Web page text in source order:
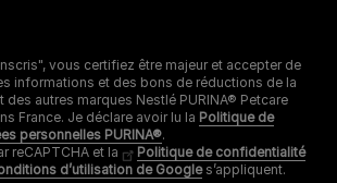
vous certifiez être majeur et accepter de
informations et des bons de réductions de la
des autres marques Nestlé PURINA® Petcare
France. Je déclare avoir lu la Politique de
personnelles PURINA®.
reCAPTCHA et la
Politique de confidentialité
d’utilisation de Googles’appliquent.